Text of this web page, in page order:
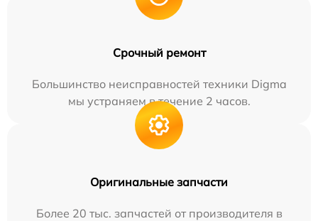
Срочный ремонт
Большинство неисправностей техники Digma
мы устраняем в течение 2 часов.
Оригинальные запчасти
Более 20 тыс. запчастей от производителя в